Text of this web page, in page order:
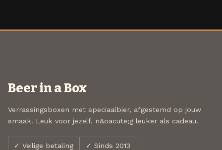
Beer in a Box
Verrassingsboxen met speciaalbier, afgestemd op jouw
smaak. Leuk voor jezelf, n&oacute;g leuker als cadeau.
✓ Veilige betaling ✓ Sinds 2013